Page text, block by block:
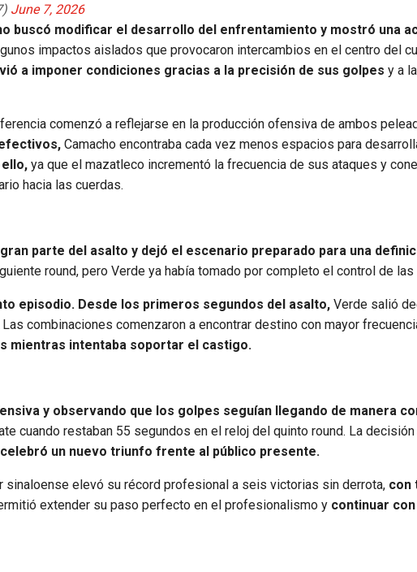
June 7, 2026
buscó modificar el desarrollo del enfrentamiento y mostró una
impactos aislados que provocaron intercambios en el centro del
a imponer condiciones gracias a la precisión de sus golpes y a
comenzó a reflejarse en la producción ofensiva de ambos
Camacho encontraba cada vez menos espacios para
ya que el mazatleco incrementó la frecuencia de sus ataques y
hacia las cuerdas.
gran parte del asalto y dejó el escenario preparado para una
round, pero Verde ya había tomado por completo el control de las
episodio. Desde los primeros segundos del asalto, Verde salió
combinaciones comenzaron a encontrar destino con mayor
mientras intentaba soportar el castigo.
y observando que los golpes seguían llegando de manera
cuando restaban 55 segundos en el reloj del quinto round. La
un nuevo triunfo frente al público presente.
sinaloense elevó su récord profesional a seis victorias sin derrota, con
extender su paso perfecto en el profesionalismo y continuar